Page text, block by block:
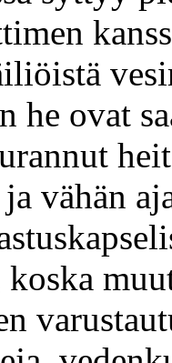
he ovat
vähän
koska